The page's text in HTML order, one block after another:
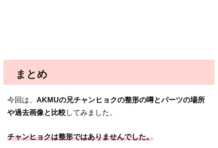
まとめ
今回は、AKMUの兄チャンヒョクの整形の噂とパーツの場所
や過去画像と比較してみました。
チャンヒョクは整形ではありませんでした。